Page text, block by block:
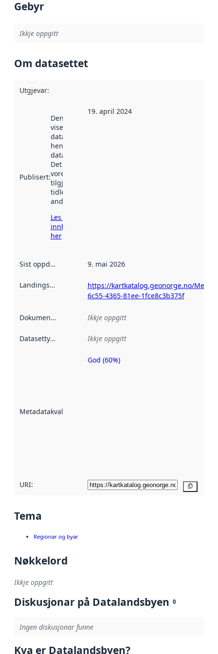
Gebyr
Ikkje oppgitt
Om datasettet
Utgjevar:
Publisert:
Denne datoen
viser når
datasettet vart
henta inn av
data.norge.no.
Det kan ha
vore
tilgjengeleg
tidlegare
andre stader.
Les meir om
innhenting
her
19. april 2024
Sist oppdatert 9. mai 2026
Landingsside
https://kartkatalog.geonorge.no/
6c55-4365-81ee-1fce8c3b375f
Dokumentasjon Ikkje oppgitt
Datasettype Ikkje oppgitt
Metadatakvalitet
Metadatakvalitet
God (60%)
URI:
Tema
Regionar og byar
Nøkkelord
Ikkje oppgitt
Diskusjonar på Datalandsbyen 0
Ingen diskusjonar funne
Kva er Datalandsbyen?